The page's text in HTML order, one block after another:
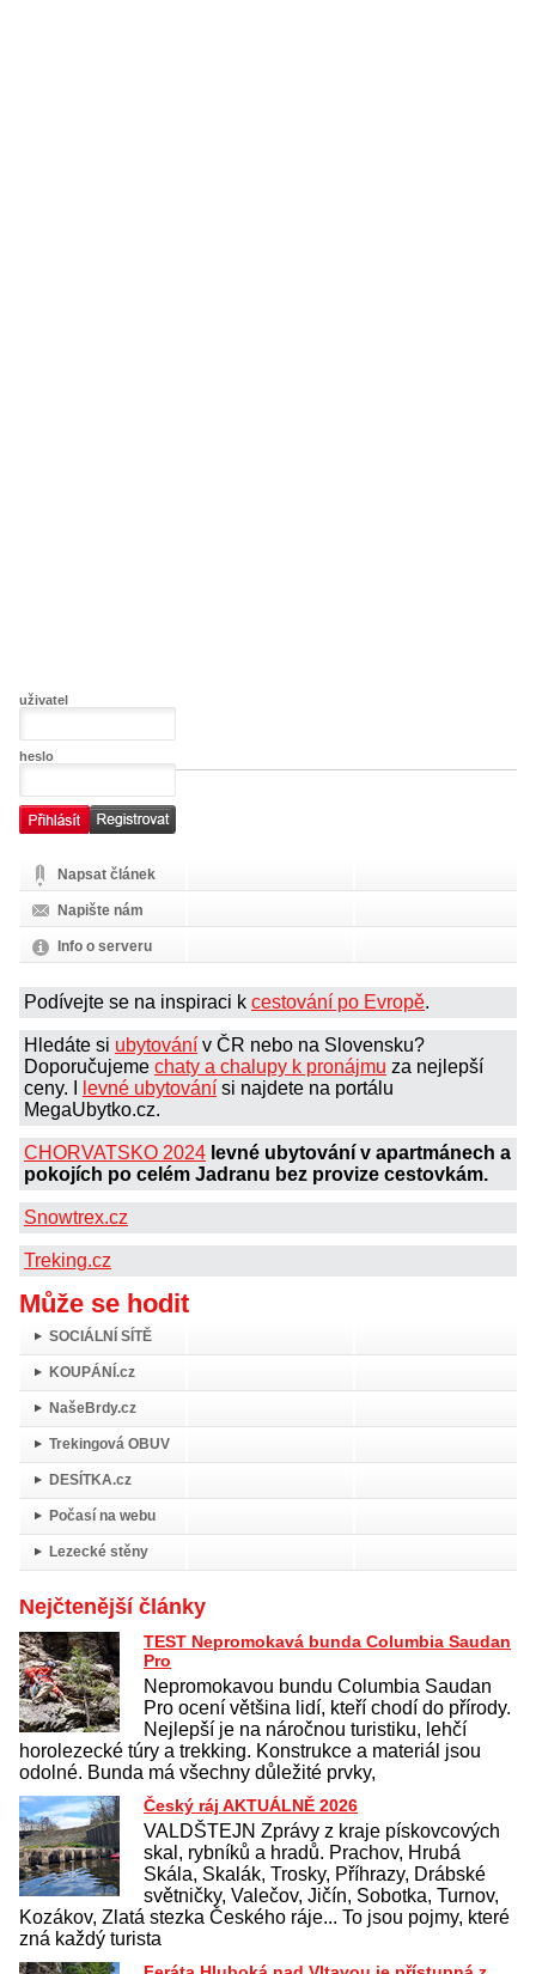
uživatel
heslo
Napsat článek
Napište nám
Info o serveru
Podívejte se na inspiraci k cestování po Evropě.
Hledáte si ubytování v ČR nebo na Slovensku?
Doporučujeme chaty a chalupy k pronájmu za nejlepší
ceny. I
levné ubytování si najdete na portálu
MegaUbytko.cz.
CHORVATSKO 2024 levné ubytování v apartmánech a
pokojích po celém Jadranu bez provize cestovkám.
Snowtrex.cz
Treking.cz
Může se hodit
SOCIÁLNÍ SÍTĚ
KOUPÁNÍ.cz
NašeBrdy.cz
Trekingová OBUV
DESÍTKA.cz
Počasí na webu
Lezecké stěny
Nejčtenější články
TEST Nepromokavá bunda Columbia Saudan
Pro
Nepromokavou bundu Columbia Saudan
Pro ocení většina lidí, kteří chodí do přírody.
Nejlepší je na náročnou turistiku, lehčí
horolezecké túry a trekking. Konstrukce a materiál jsou
odolné. Bunda má všechny důležité prvky,
Český ráj AKTUÁLNĚ 2026
VALDŠTEJN Zprávy z kraje pískovcových
skal, rybníků a hradů. Prachov, Hrubá
Skála, Skalák, Trosky, Příhrazy, Drábské
světničky, Valečov, Jičín, Sobotka, Turnov,
Kozákov, Zlatá stezka Českého ráje... To jsou pojmy, které
zná každý turista